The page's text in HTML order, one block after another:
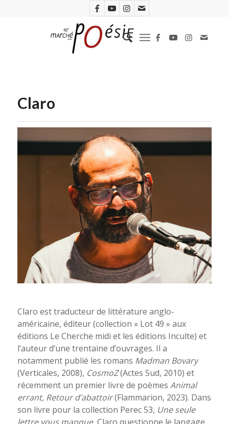
Claro
Maison de la poésie / Chama Chereau
Claro est traducteur de littérature anglo-
américaine, éditeur (collection « Lot 49 » aux
éditions Le Cherche midi et les éditions Inculte) et
l’auteur d’une trentaine d’ouvrages. Il a
notamment publié les romans Madman Bovary
(Verticales, 2008), CosmoZ(Actes Sud, 2010) et
récemment un premier livre de poèmes Animal
errant, Retour d’abattoir(Flammarion, 2023). Dans
son livre pour la collection Perec 53, Une seule